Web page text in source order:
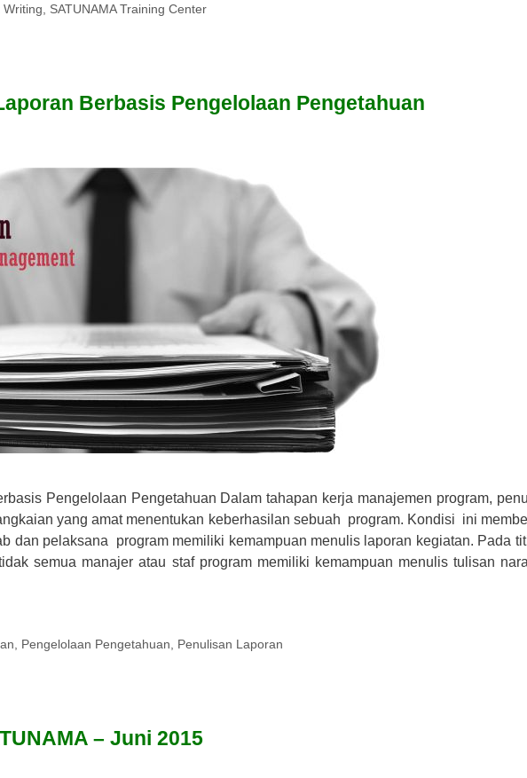
Writing, SATUNAMA Training Center
Berbasis Pengelolaan Pengetahuan
Pengelolaan Pengetahuan Dalam tahapan kerja manajemen program,
yang amat menentukan keberhasilan sebuah program. Kondisi ini
dan pelaksana program memiliki kemampuan menulis laporan kegiatan. Pada
semua manajer atau staf program memiliki kemampuan menulis tulisan
, Pengelolaan Pengetahuan, Penulisan Laporan
– Juni 2015